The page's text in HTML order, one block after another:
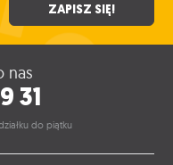
ZAPISZ SIĘ!
nas
31
do piątku